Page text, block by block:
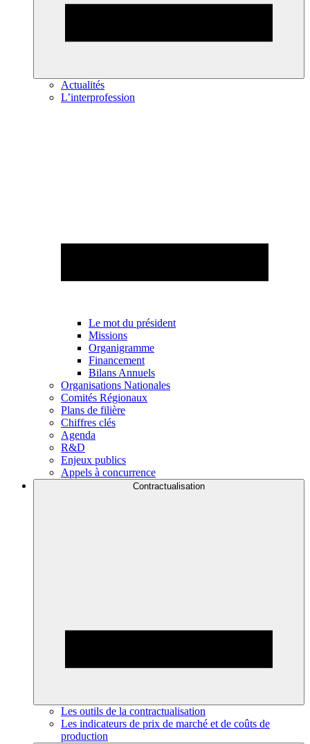
Actualités
L’interprofession
Le mot du président
Missions
Organigramme
Financement
Bilans Annuels
Organisations Nationales
Comités Régionaux
Plans de filière
Chiffres clés
Agenda
R&D
Enjeux publics
Appels à concurrence
Contractualisation
Les outils de la contractualisation
Les indicateurs de prix de marché et de coûts de
production